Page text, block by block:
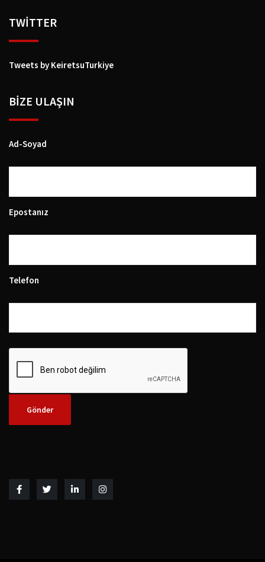
TWİTTER
Tweets by KeiretsuTurkiye
BIZE ULAŞIN
Ad-Soyad
Epostanız
Telefon